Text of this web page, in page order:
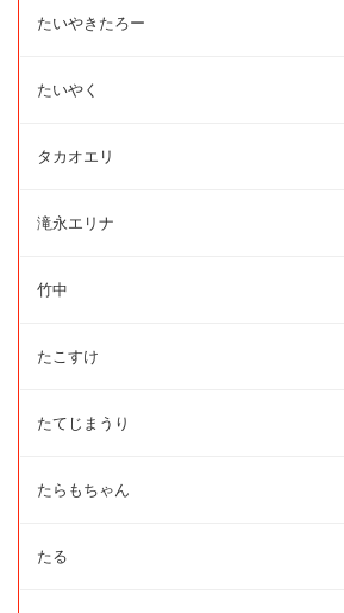
たいやきたろー
たいやく
タカオエリ
滝永エリナ
竹中
たこすけ
たてじまうり
たらもちゃん
たる